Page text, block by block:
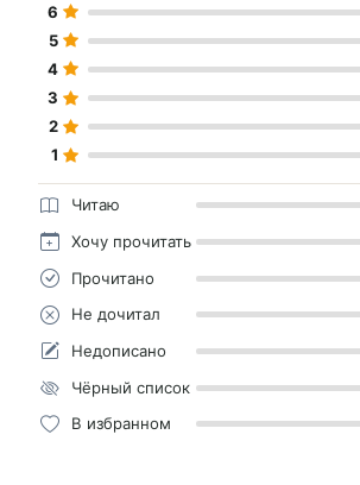
6
5
4
3
2
1
Читаю
Хочу прочитать
Прочитано
Не дочитал
Недописано
Чёрный список
В избранном